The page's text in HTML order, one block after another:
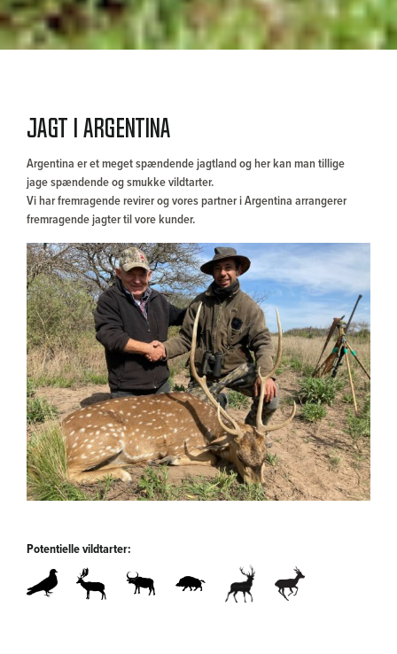
Jagt i Argentina
Argentina er et meget spændende jagtland og her kan man tillige
jage spændende og smukke vildtarter.
Vi har fremragende revirer og vores partner i Argentina arrangerer
fremragende jagter til vore kunder.
Potentielle vildtarter: